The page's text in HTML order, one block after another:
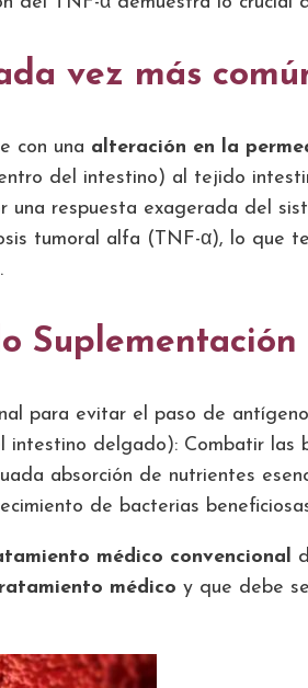
vez más
con una alteración en la
del intestino) al tejido
una respuesta exagerada del
tumoral alfa (TNF-α), lo que
para evitar el paso de
intestino delgado): Combatir
absorción de nutrientes
de bacterias
médico convencional
médico y que debe